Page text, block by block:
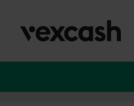
springen